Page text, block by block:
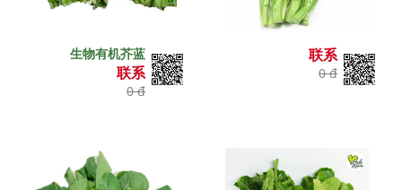
生物有机芥蓝
联系
0 đ
联系
0 đ